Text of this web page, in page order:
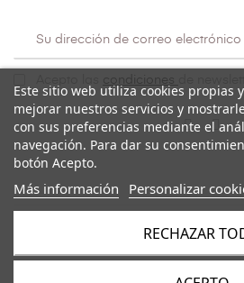
condiciones
Mulaya. Todos
Este sitio web utiliza cookies propias
mejorar nuestros servicios y
con sus preferencias mediante el
navegación. Para dar su
botón Acepto.
Más información Personalizar
RECHAZAR